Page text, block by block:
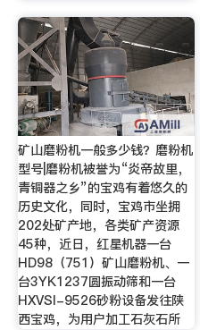
矿山磨粉机一般多少钱？磨粉机
型号|磨粉机被誉为“炎帝故里，
青铜器之乡”的宝鸡有着悠久的
历史文化，同时，宝鸡市坐拥
202处矿产地，各类矿产资源
45种，近日，红星机器一台
HD98（751）矿山磨粉机、一
台3YK1237圆振动筛和一台
HXVSI-9526砂粉设备发往陕
西宝鸡，为用户加工石灰石所